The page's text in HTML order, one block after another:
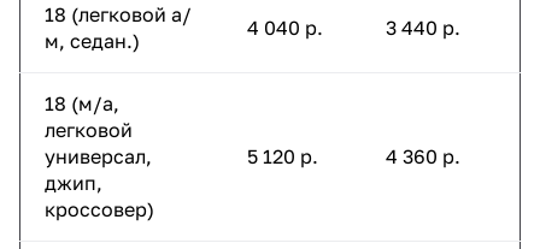
18 (легковой а/
м, седан.)
4 040 р. 3 440 р.
18 (м/а,
легковой
универсал,
джип,
кроссовер)
5 120 р. 4 360 р.